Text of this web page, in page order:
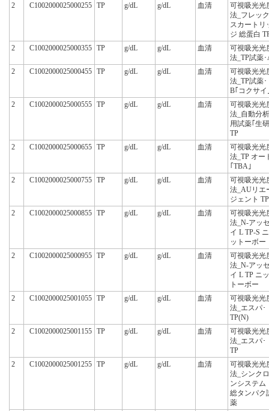
2
C1002000025000255 TP g/dL g/dL 血清
可視吸光光
法_フレック
スカートリ
ジ 総蛋白
2
C1002000025000355 TP g/dL g/dL 血清
可視吸光光
法_TP試薬
2
C1002000025000455 TP g/dL g/dL 血清
可視吸光光
法_TP試薬･
B｢コクサイ
2
C1002000025000555 TP g/dL g/dL 血清
可視吸光光
法_自動分析
用試薬｢生
TP
2
C1002000025000655 TP g/dL g/dL 血清
可視吸光光
法_TP オー
｢TBA｣
2
C1002000025000755 TP g/dL g/dL 血清
可視吸光光
法_AUリエ
ジェント TP
2
C1002000025000855 TP g/dL g/dL 血清
可視吸光光
法_N-アッ
イ L TP-S ニ
ットーボー
2
C1002000025000955 TP g/dL g/dL 血清
可視吸光光
法_N-アッ
イ L TP ニッ
トーボー
2
C1002000025001055 TP g/dL g/dL 血清
可視吸光光
法_エスパ･
TP(N)
2
C1002000025001155 TP g/dL g/dL 血清
可視吸光光
法_エスパ･
TP
2
C1002000025001255 TP g/dL g/dL 血清
可視吸光光
法_シンクロ
ンシステム
総タンパク
薬